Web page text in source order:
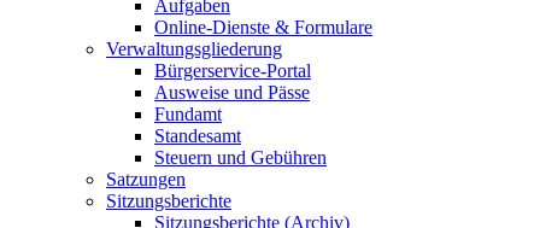
Aufgaben
Online-Dienste & Formulare
Verwaltungsgliederung
Bürgerservice-Portal
Ausweise und Pässe
Fundamt
Standesamt
Steuern und Gebühren
Satzungen
Sitzungsberichte
Sitzungsberichte (Archiv)